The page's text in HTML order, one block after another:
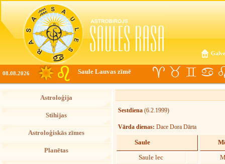
08.08.2026 Saule Lauvas zīmē
Astroloģija
Stihijas
Astroloģiskās zīmes
Planētas
Sestdiena (6.2.1999)
Vārda dienas: Dace Dora Dārta
Saule
Saule lec